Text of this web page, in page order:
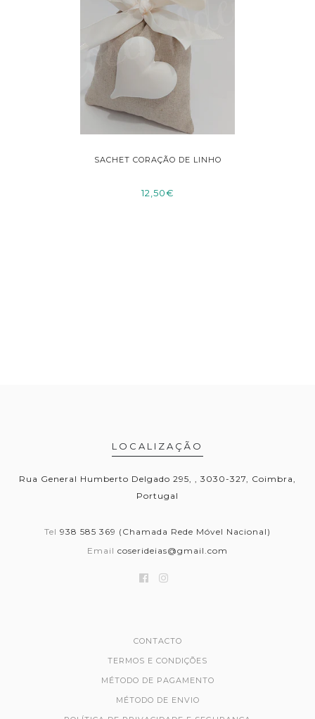
SACHET CORAÇÃO DE LINHO
12,50€
LOCALIZAÇÃO
Rua General Humberto Delgado 295, , 3030-327, Coimbra,
Portugal
Tel 938 585 369 (Chamada Rede Móvel Nacional)
Email coserideias@gmail.com
CONTACTO
TERMOS E CONDIÇÕES
MÉTODO DE PAGAMENTO
MÉTODO DE ENVIO